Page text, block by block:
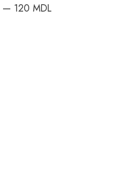
— 120 MDL